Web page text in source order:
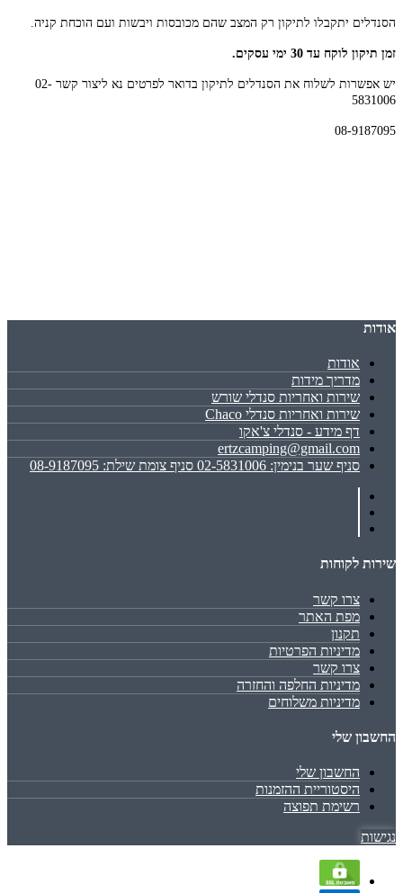
הסנדלים יתקבלו לתיקון רק המצב שהם מכובסות ויבשות ועם הוכחת קניה.
זמן תיקון לוקח עד 30 ימי עסקים.
יש אפשרות לשלוח את הסנדלים לתיקון בדואר לפרטים נא ליצור קשר 02-
5831006
08-9187095
אודות
אודות
מדריך מידות
שירות ואחריות סנדלי שורש
שירות ואחריות סנדלי Chaco
דף מידע - סנדלי צ'אקו
ertzcamping@gmail.com
סניף שער בנימין: 02-5831006 סניף צומת שילת: 08-9187095
שירות לקוחות
צרו קשר
מפת האתר
תקנון
מדיניות הפרטיות
צרו קשר
מדיניות החלפה והחזרה
מדיניות משלוחים
החשבון שלי
החשבון שלי
היסטוריית ההזמנות
רשימת תפוצה
נגישות